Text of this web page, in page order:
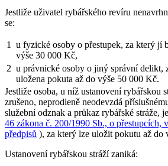
Jestliže uživatel rybářského revíru
se:
1
u fyzické osoby o přestupek, za který jí
výše 30 000 Kč,
2 u právnické osoby o jiný správní delikt,
uložena pokuta až do výše 50 000 Kč.
Jestliže osoba, u níž ustanovení rybářskou
zrušeno, neprodleně neodevzdá
služební odznak a průkaz rybářské stráže,
46 zákona č. 200/1990 Sb., o přestupcích,
předpisů ), za který lze uložit pokutu až do
Ustanovení rybářskou stráží zaniká: